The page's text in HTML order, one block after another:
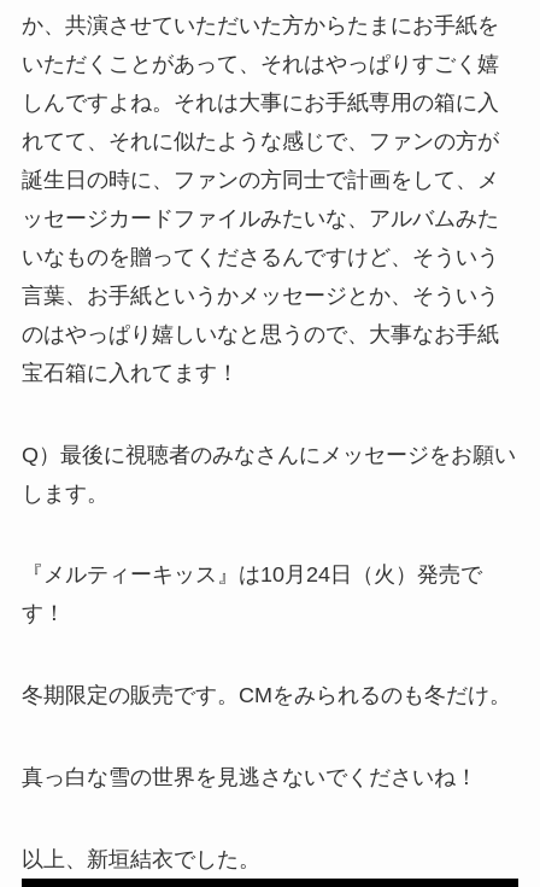
か、共演させていただいた方からたまにお手紙を
いただくことがあって、それはやっぱりすごく嬉
しんですよね。それは大事にお手紙専用の箱に入
れてて、それに似たような感じで、ファンの方が
誕生日の時に、ファンの方同士で計画をして、メ
ッセージカードファイルみたいな、アルバムみた
いなものを贈ってくださるんですけど、そういう
言葉、お手紙というかメッセージとか、そういう
のはやっぱり嬉しいなと思うので、大事なお手紙
宝石箱に入れてます！
Q）最後に視聴者のみなさんにメッセージをお願い
します。
『メルティーキッス』は10月24日（火）発売で
す！
冬期限定の販売です。CMをみられるのも冬だけ。
真っ白な雪の世界を見逃さないでくださいね！
以上、新垣結衣でした。